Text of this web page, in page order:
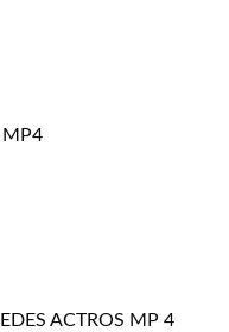
MP4
ACTROS MP 4